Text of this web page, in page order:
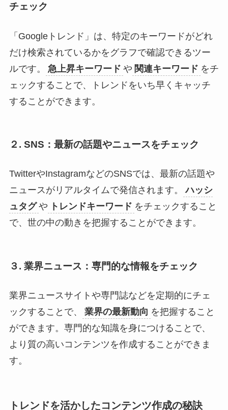
チェック
「Googleトレンド」は、特定のキーワードがどれ
だけ検索されているかをグラフで確認できるツー
ルです。
急上昇キーワード や 関連キーワード をチ
ェックすることで、トレンドをいち早くキャッチ
することができます。
２. SNS：最新の話題やニュースをチェック
TwitterやInstagramなどのSNSでは、最新の話題や
ニュースがリアルタイムで発信されます。
ハッシ
ュタグ や トレンドキーワード をチェックすること
で、世の中の動きを把握することができます。
３. 業界ニュース：専門的な情報をチェック
業界ニュースサイトや専門誌などを定期的にチェ
ックすることで、
業界の最新動向 を把握すること
ができます。専門的な知識を身につけることで、
より質の高いコンテンツを作成することができま
す。
トレンドを活かしたコンテンツ作成の秘訣